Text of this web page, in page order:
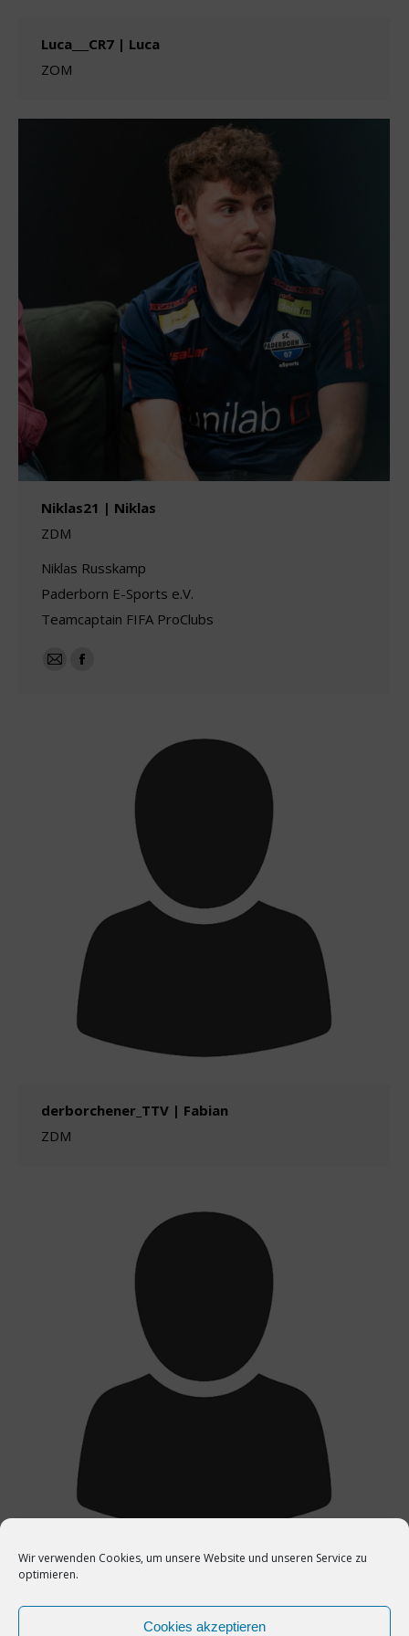
Wir verwenden Cookies, um unsere Website und unseren Service zu
optimieren.
Cookies akzeptieren
Luca___CR7 | Luca
ZOM
Niklas21 | Niklas
ZDM
Niklas Russkamp
Paderborn E-Sports e.V.
Teamcaptain FIFA ProClubs
E-
Facebook
derborchener_TTV | Fabian
ZDM
Dops | Steven
ST